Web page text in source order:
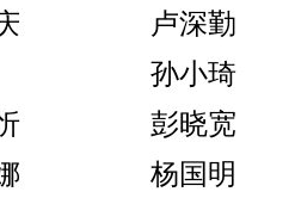
卢深勤
孙小琦
彭晓宽
杨国明